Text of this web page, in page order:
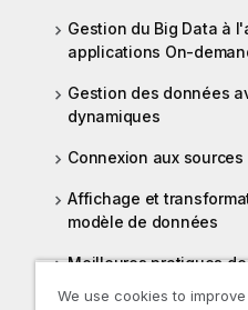
Gestion du Big Data à
applications On-
Gestion des données
dynamiques
Connexion aux
Affichage et
modèle de données
Meilleures pratiques de
We use cookies to